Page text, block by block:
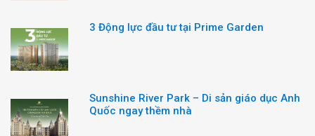
3 Động lực đầu tư tại Prime Garden
Sunshine River Park – Di sản giáo dục Anh
Quốc ngay thềm nhà